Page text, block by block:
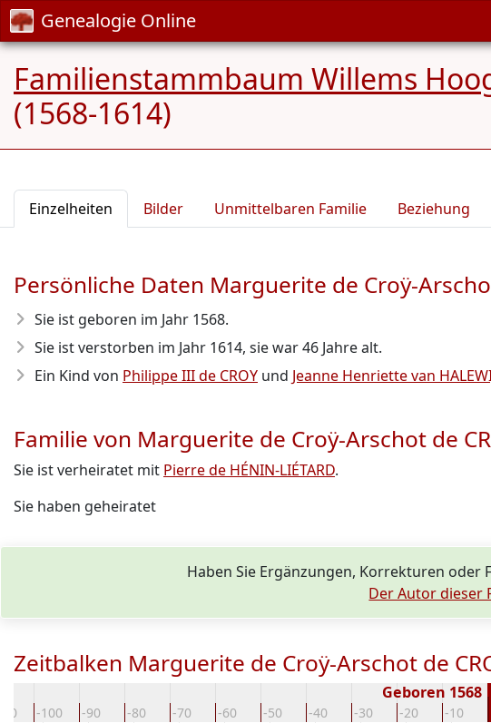
Genealogie Online
Familienstammbaum Willems
(1568-1614)
Einzelheiten Bilder Unmittelbaren Familie Beziehung
Persönliche Daten Marguerite de Croÿ-
Sie ist geboren im Jahr 1568.
Sie ist verstorben im Jahr 1614, sie war 46 Jahre alt.
Ein Kind von Philippe III de CROY und Jeanne Henriette van
Familie von Marguerite de Croÿ-Arschot de
Sie ist verheiratet mit Pierre de HÉNIN-LIÉTARD.
Sie haben geheiratet
Haben Sie Ergänzungen, Korrekturen oder
Der Autor dieser
Zeitbalken Marguerite de Croÿ-Arschot de
-100 -90 -80 -70 -60 -50 -40 -30 -20 -10
Geboren 1568